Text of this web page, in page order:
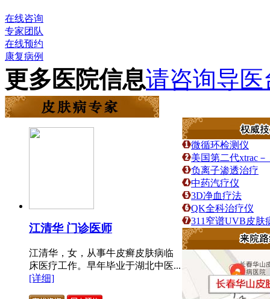
在线咨询
专家团队
在线预约
康复病例
更多医院信息请咨询导医
江清华 门诊医师
江清华，女，从事牛皮癣皮肤病临
床医疗工作。早年毕业于湖北中医...
[详细]
微循环检测仪
美国第二代xtrac
负离子渗透治疗
中药汽疗仪
3D净血疗法
QK全科治疗仪
311窄谱UVB皮肤